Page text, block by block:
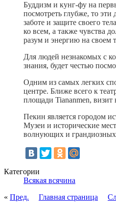
Буддизм и кунг-фу на
посмотреть глубже, то
заботе и защите своего
ко всем, а также чувства
разум и энергию на своем
Для людей незнакомых с
знания, будет честью
Одним из самых легких
центре. Ближе всего к
площади Tiananmen, визит
Пекин является городом
Музеи и исторические
волнующих и грандиозных
Категории
Всякая всячина
« Пред. Главная страница